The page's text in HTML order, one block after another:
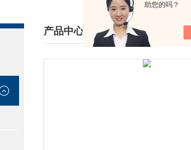
助您的吗？
产品中心
/ PRODUCTS CENTER